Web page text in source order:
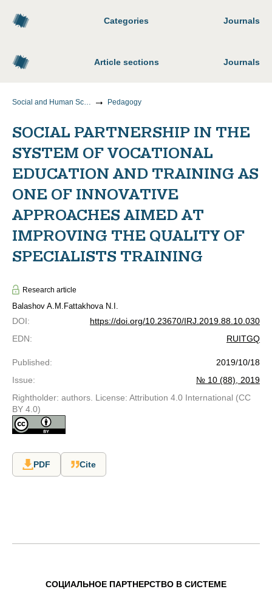
Categories Journals
Article sections Journals
Social and Human Sciences Pedagogy
SOCIAL PARTNERSHIP IN THE
SYSTEM OF VOCATIONAL
EDUCATION AND TRAINING AS
ONE OF INNOVATIVE
APPROACHES AIMED AT
IMPROVING THE QUALITY OF
SPECIALISTS TRAINING
Research article
Balashov A.M. Fattakhova N.I.
DOI:
https://doi.org/10.23670/IRJ.2019.88.10.030
EDN: RUITGQ
Published:
2019/10/18
Issue:
№ 10 (88), 2019
Rightholder: authors. License: Attribution 4.0 International (CC
BY 4.0)
PDF Cite
СОЦИАЛЬНОЕ ПАРТНЕРСТВО В СИСТЕМЕ